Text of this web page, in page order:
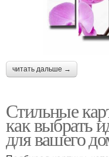
читать дальше →
Стильные
как выбрать
для вашего